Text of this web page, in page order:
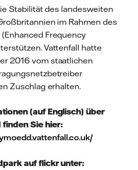
Stabilität des landesweiten
im Rahmen des
(Enhanced Frequency
Vattenfall hatte
2016 vom staatlichen
Zuschlag erhalten.
(auf Englisch) über
Sie hier:
auf flickr unter: